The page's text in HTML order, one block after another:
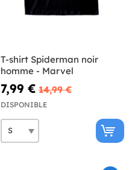
T-shirt Spiderman noir
homme - Marvel
7,99 € 14,99 €
DISPONIBLE